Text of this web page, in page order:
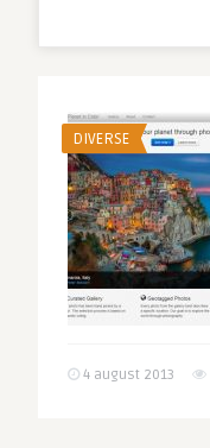
DIVERSE
4 august 2013